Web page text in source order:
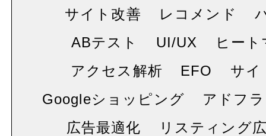
サイト改善
レコメンド
ABテスト
UI/UX
ヒー
アクセス解析
EFO
サイ
Googleショッピング
アドフ
広告最適化
リスティング